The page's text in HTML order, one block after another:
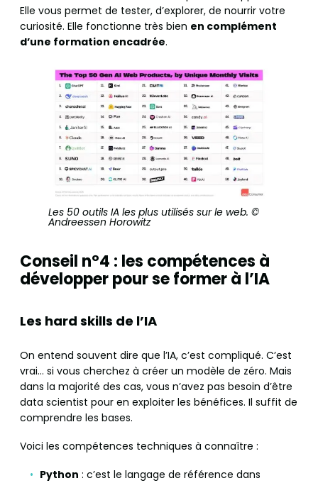
Elle vous permet de tester, d’explorer, de nourrir votre
curiosité. Elle fonctionne très bien en complément
d’une formation encadrée.
Les 50 outils IA les plus utilisés sur le web. ©
Andreessen Horowitz
Conseil n°4 : les compétences à
développer pour se former à l’IA
Les hard skills de l’IA
On entend souvent dire que l’IA, c’est compliqué. C’est
vrai… si vous cherchez à créer un modèle de zéro. Mais
dans la majorité des cas, vous n’avez pas besoin d’être
data scientist pour en exploiter les bénéfices. Il suffit de
comprendre les bases.
Voici les compétences techniques à connaître :
Python : c’est le langage de référence dans